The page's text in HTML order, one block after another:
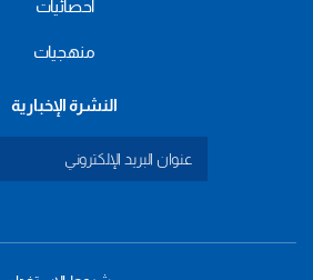
احصائيات
منهجيات
النشرة الإخبارية